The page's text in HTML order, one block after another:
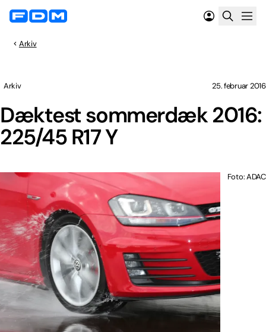
Arkiv
Dæktest sommerdæk 2016:
225/45 R17 Y
Arkiv 25. februar 2016
Foto: ADAC